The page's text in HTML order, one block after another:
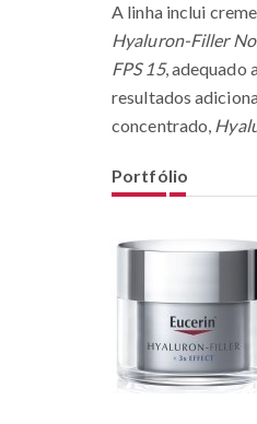
A linha inclui
Hyaluron-Filler
FPS 15, adequado
resultados
concentrado,
Portfólio